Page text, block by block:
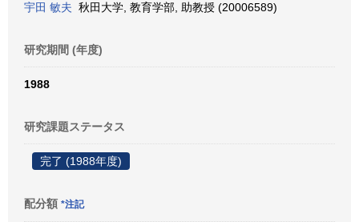
宇田 敏夫 秋田大学, 教育学部, 助教授 (20006589)
研究期間 (年度)
1988
研究課題ステータス
完了 (1988年度)
配分額 *注記